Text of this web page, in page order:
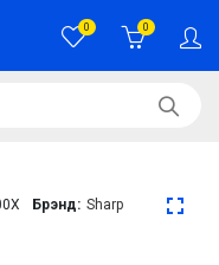
0 0
Брэнд: Sharp